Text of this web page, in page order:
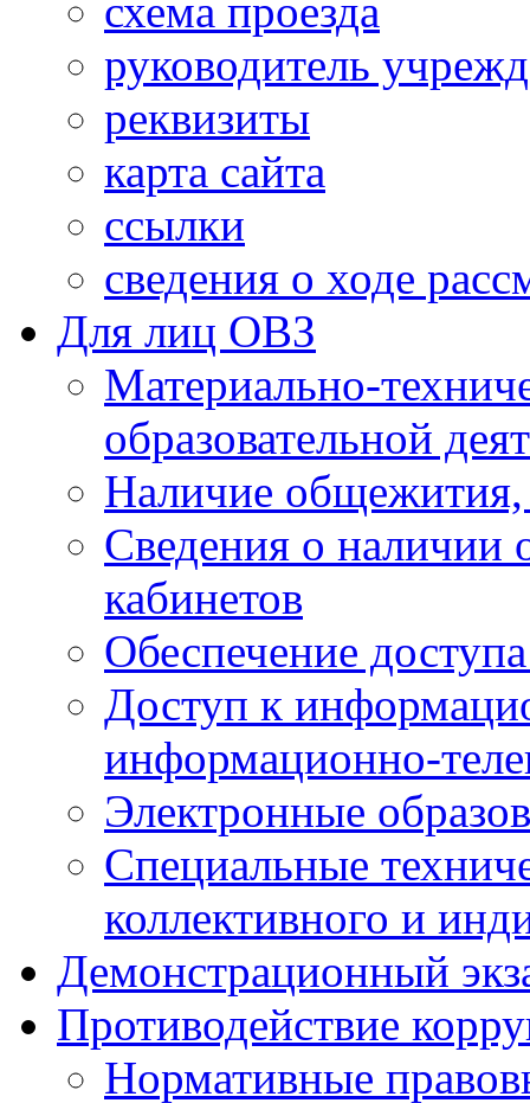
схема проезда
руководитель
реквизиты
карта сайта
ссылки
сведения о ходе
Для лиц ОВЗ
Материально-
образовательной
Наличие общежития,
Сведения о наличии
кабинетов
Обеспечение
Доступ к
информационно-
Электронные
Специальные
коллективного и
Демонстрационный
Противодействие
Нормативные